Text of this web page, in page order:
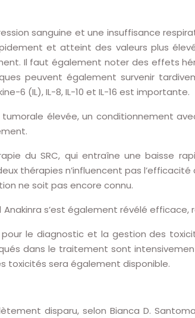
sanguine et une insuffisance
et atteint des valeurs plus
Il faut également noter des effets
peuvent également survenir
6 (IL), IL-8, IL-10 et IL-16 est importante.
tumorale élevée, un conditionnement
du SRC, qui entraîne une baisse
thérapies n’influencent pas
ne soit pas encore connu.
Anakinra s’est également révélé
le diagnostic et la gestion des
dans le traitement sont
toxicités sera également disponible.
disparu, selon Bianca D.